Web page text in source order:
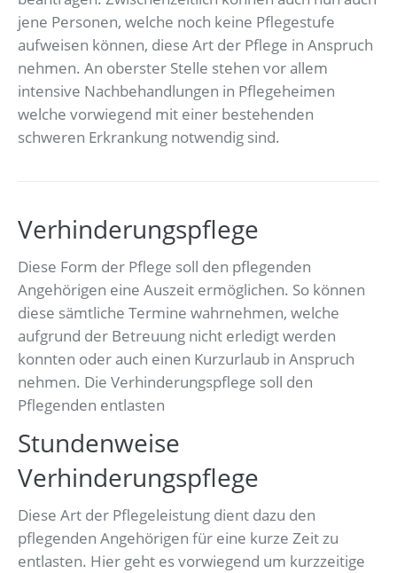
jene Personen, welche noch keine Pflegestufe
aufweisen können, diese Art der Pflege in Anspruch
nehmen. An oberster Stelle stehen vor allem
intensive Nachbehandlungen in Pflegeheimen
welche vorwiegend mit einer bestehenden
schweren Erkrankung notwendig sind.
Verhinderungspflege
Diese Form der Pflege soll den pflegenden
Angehörigen eine Auszeit ermöglichen. So können
diese sämtliche Termine wahrnehmen, welche
aufgrund der Betreuung nicht erledigt werden
konnten oder auch einen Kurzurlaub in Anspruch
nehmen. Die Verhinderungspflege soll den
Pflegenden entlasten
Stundenweise
Verhinderungspflege
Diese Art der Pflegeleistung dient dazu den
pflegenden Angehörigen für eine kurze Zeit zu
entlasten. Hier geht es vorwiegend um kurzzeitige